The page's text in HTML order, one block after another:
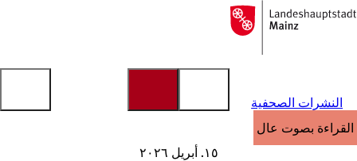
الانتقال إلى المحتوى
إلى
الصفحة
النشرات الصحفية
القراءة بصوت عالٍ
١٥. أبريل ٢٠٢٦